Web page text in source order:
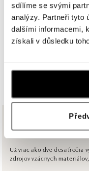
sdílíme se svými
analýzy. Partneři tyto
dalšími informacemi,
získali v důsledku
HALADA OC
Ivanská cesta 16, 821
tel.: +421 917 090 372
dnes otvorené do
Pribinova 8, 811 09
tel.: +421 910 284 071
Plzeňská 8, 150 00
tel.: +420736509250
Z rovnakej
Už viac ako dve desaťročia
zdrojov vzácnych